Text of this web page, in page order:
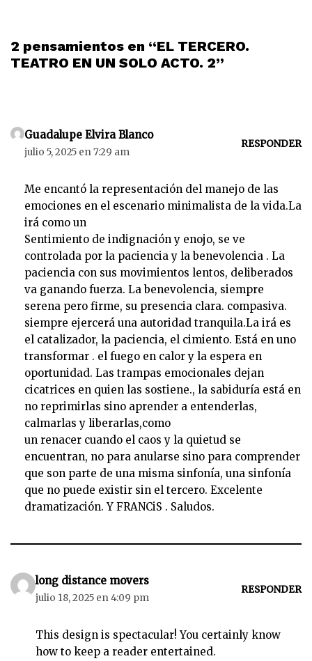
2 pensamientos en “EL TERCERO.
TEATRO EN UN SOLO ACTO. 2”
Guadalupe Elvira Blanco
julio 5, 2025 en 7:29 am
RESPONDER
Me encantó la representación del manejo de las
emociones en el escenario minimalista de la vida.La
irá como un
Sentimiento de indignación y enojo, se ve
controlada por la paciencia y la benevolencia . La
paciencia con sus movimientos lentos, deliberados
va ganando fuerza. La benevolencia, siempre
serena pero firme, su presencia clara. compasiva.
siempre ejercerá una autoridad tranquila.La irá es
el catalizador, la paciencia, el cimiento. Está en uno
transformar . el fuego en calor y la espera en
oportunidad. Las trampas emocionales dejan
cicatrices en quien las sostiene., la sabiduría está en
no reprimirlas sino aprender a entenderlas,
calmarlas y liberarlas,como
un renacer cuando el caos y la quietud se
encuentran, no para anularse sino para comprender
que son parte de una misma sinfonía, una sinfonía
que no puede existir sin el tercero. Excelente
dramatización. Y FRANCiS . Saludos.
long distance movers
julio 18, 2025 en 4:09 pm
RESPONDER
This design is spectacular! You certainly know
how to keep a reader entertained.